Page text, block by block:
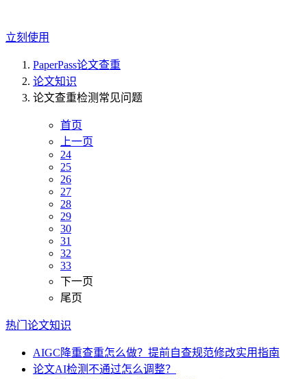
立刻使用
PaperPass论文查重
论文知识
论文查重检测常见问题
首页
上一页
24
25
26
27
28
29
30
31
32
33
下一页
尾页
热门论文知识
AIGC降重查重怎么做？提前自查规范修改实用指南
论文AI检测不通过怎么调整？